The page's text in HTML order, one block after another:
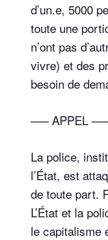
d’un.e, 5000
toute une
n’ont pas
vivre) et des
besoin de
—– APPEL
La police,
l’État, est
de toute part.
L’État et la
le capitalisme